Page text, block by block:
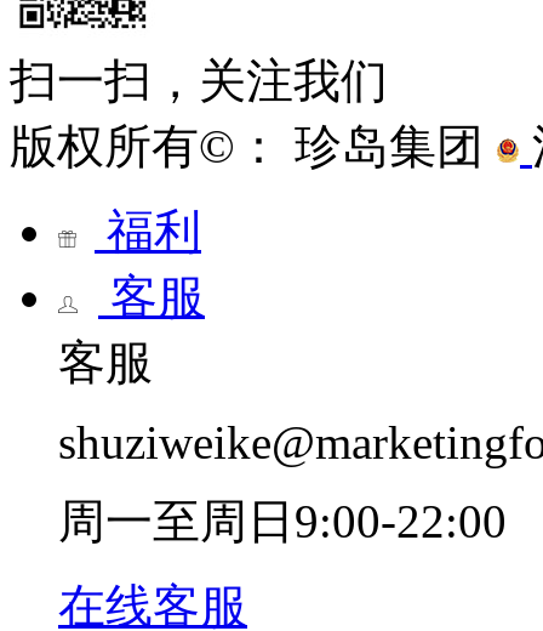
扫一扫，关注我们
版权所有©： 珍岛集团
福利
客服
客服
周一至周日9:00-22:00
在线客服